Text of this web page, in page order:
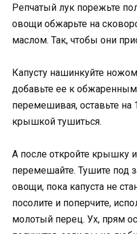
Репчатый лук порежьте
овощи обжарьте на
маслом. Так, чтобы они
Капусту нашинкуйте
добавьте ее к
перемешивая, оставьте на
крышкой тушиться.
А после откройте крышку
перемешайте. Тушите под
овощи, пока капуста не
посолите и поперчите,
молотый перец. Ух, прям